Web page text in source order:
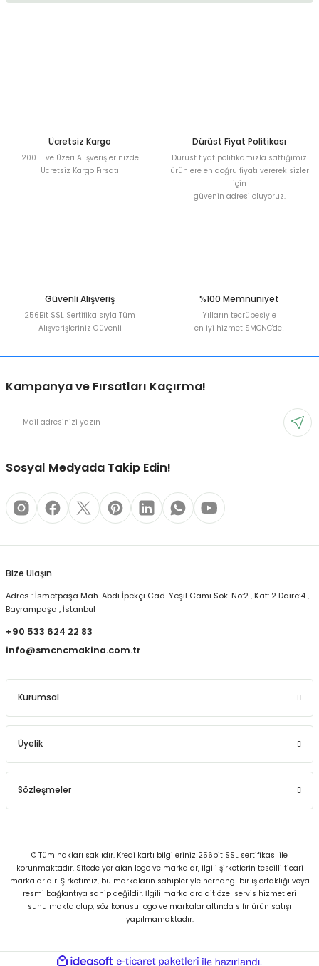
Ücretsiz Kargo
200TL ve Üzeri Alışverişlerinizde
Ücretsiz Kargo Fırsatı
Dürüst Fiyat Politikası
Dürüst fiyat politikamızla sattığımız
ürünlere en doğru fiyatı vererek sizler
için
güvenin adresi oluyoruz.
Güvenli Alışveriş
256Bit SSL Sertifikalsıyla Tüm
Alışverişleriniz Güvenli
%100 Memnuniyet
Yılların tecrübesiyle
en iyi hizmet SMCNC'de!
Kampanya ve Fırsatları Kaçırma!
Sosyal Medyada Takip Edin!
Bize Ulaşın
Adres : İsmetpaşa Mah. Abdi İpekçi Cad. Yeşil Cami Sok. No:2 , Kat: 2 Daire:4 ,
Bayrampaşa , İstanbul
+90 533 624 22 83
info@smcncmakina.com.tr
Kurumsal
Üyelik
Sözleşmeler
© Tüm hakları saklıdır. Kredi kartı bilgileriniz 256bit SSL sertifikası ile
korunmaktadır. Sitede yer alan logo ve markalar, ilgili şirketlerin tescilli ticari
markalarıdır. Şirketimiz, bu markaların sahipleriyle herhangi bir iş ortaklığı veya
resmi bağlantıya sahip değildir. İlgili markalara ait özel servis hizmetleri
sunulmakta olup, söz konusu logo ve markalar altında sıfır ürün satışı
yapılmamaktadır.
ideasoft e-